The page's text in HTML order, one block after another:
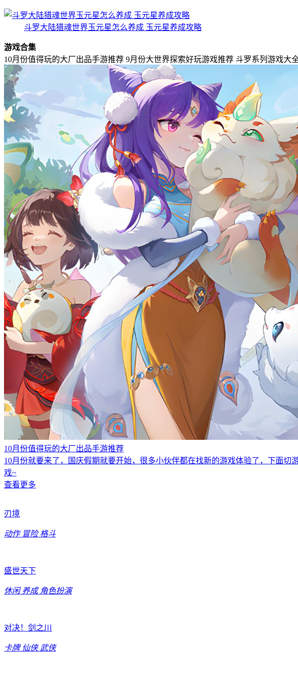
斗罗大陆猎魂世界玉元星怎么养成 玉元星养成攻略
游戏合集
10月份值得玩的大厂出品手游推荐 9月份大世界探索好玩游戏推荐 斗罗系列游戏大
10月份值得玩的大厂出品手游推荐
10月份就要来了，国庆假期就要开始，很多小伙伴都在找新的游戏体验了，下面
戏~
查看更多
刃境
动作 冒险 格斗
盛世天下
休闲 养成 角色扮演
对决！剑之川
卡牌 仙侠 武侠